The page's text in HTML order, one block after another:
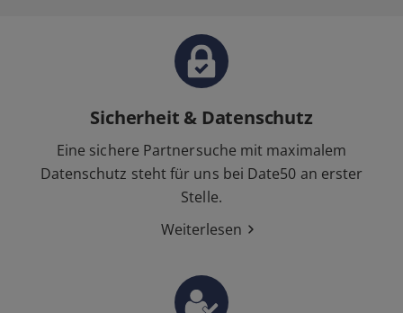
Sicherheit & Datenschutz
Eine sichere Partnersuche mit maximalem
Datenschutz steht für uns bei Date50 an erster
Stelle.
Weiterlesen